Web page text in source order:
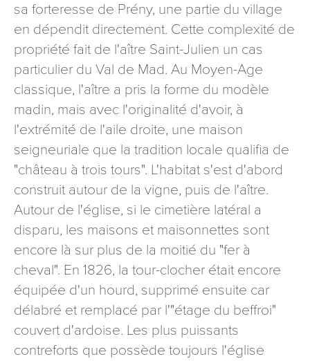
sa forteresse de Prény, une partie du village
en dépendit directement. Cette complexité de
propriété fait de l'aître Saint-Julien un cas
particulier du Val de Mad. Au Moyen-Age
classique, l'aître a pris la forme du modèle
madin, mais avec l'originalité d'avoir, à
l'extrémité de l'aile droite, une maison
seigneuriale que la tradition locale qualifia de
"château à trois tours". L'habitat s'est d'abord
construit autour de la vigne, puis de l'aître.
Autour de l'église, si le cimetière latéral a
disparu, les maisons et maisonnettes sont
encore là sur plus de la moitié du "fer à
cheval". En 1826, la tour-clocher était encore
équipée d'un hourd, supprimé ensuite car
délabré et remplacé par l'"étage du beffroi"
couvert d'ardoise. Les plus puissants
contreforts que possède toujours l'église